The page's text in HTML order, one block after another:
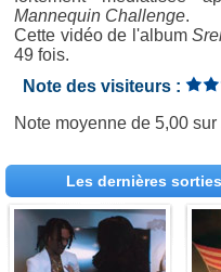
Mannequin Challenge.
Cette vidéo de l'album
49 fois.
Note des visiteurs :
Note moyenne de5,00 sur
Les dernières